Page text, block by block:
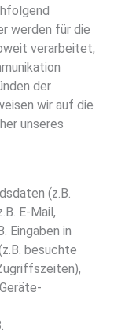
werden für die
verarbeitet,
der
wir auf die
unseres
(z.B.
E-Mail,
Eingaben in
besuchte